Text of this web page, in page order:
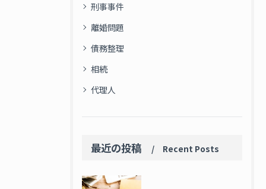
刑事事件
離婚問題
債務整理
相続
代理人
最近の投稿 Recent Posts